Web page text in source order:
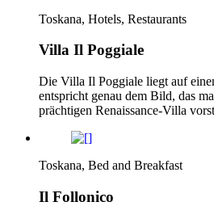
Toskana, Hotels, Restaurants
Villa Il Poggiale
Die Villa Il Poggiale liegt auf
entspricht genau dem Bild, das
prächtigen Renaissance-Villa
Toskana, Bed and Breakfast
Il Follonico